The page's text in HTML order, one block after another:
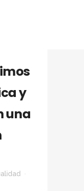
y
una